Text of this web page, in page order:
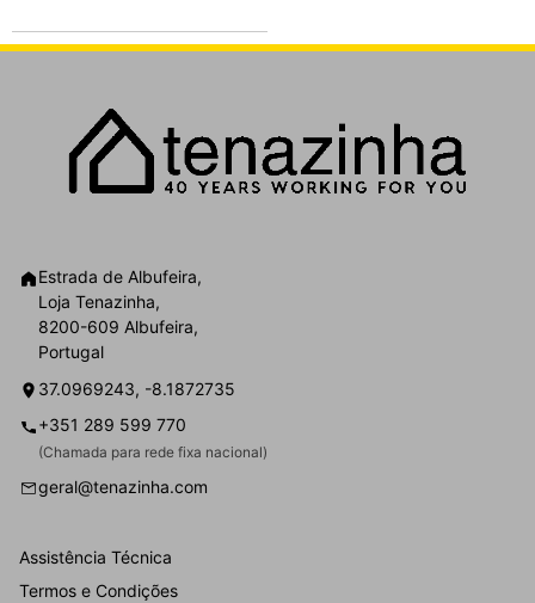
Estrada de Albufeira,
Loja Tenazinha,
8200-609 Albufeira,
Portugal
37.0969243, -8.1872735
+351 289 599 770
(Chamada para rede fixa nacional)
geral@tenazinha.com
Assistência Técnica
Termos e Condições